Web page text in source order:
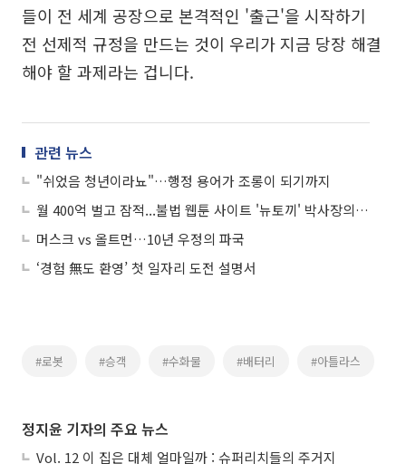
들이 전 세계 공장으로 본격적인 '출근'을 시작하기
전 선제적 규정을 만드는 것이 우리가 지금 당장 해결
해야 할 과제라는 겁니다.
관련 뉴스
"쉬었음 청년이라뇨"…행정 용어가 조롱이 되기까지
월 400억 벌고 잠적...불법 웹툰 사이트 '뉴토끼' 박사장의 8년
머스크 vs 올트먼…10년 우정의 파국
‘경험 無도 환영’ 첫 일자리 도전 설명서
#로봇 #승객 #수화물 #배터리 #아틀라스
정지윤 기자의 주요 뉴스
Vol. 12 이 집은 대체 얼마일까 : 슈퍼리치들의 주거지